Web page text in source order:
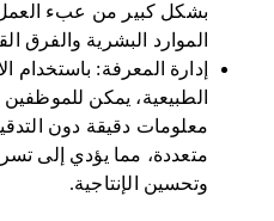
بشكل كبير من عبء
الموارد البشرية والفرق
إدارة المعرفة: باستخدام
الطبيعية، يمكن
معلومات دقيقة دون
متعددة، مما يؤدي إلى
وتحسين الإنتاجية.